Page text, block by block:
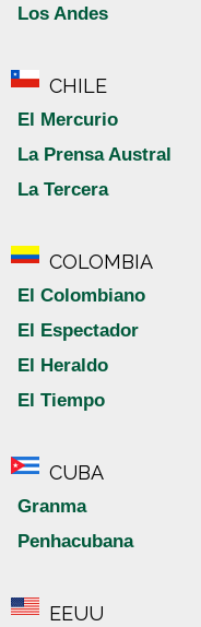
Los Andes
CHILE
El Mercurio
La Prensa Austral
La Tercera
COLOMBIA
El Colombiano
El Espectador
El Heraldo
El Tiempo
CUBA
Granma
Penhacubana
EEUU